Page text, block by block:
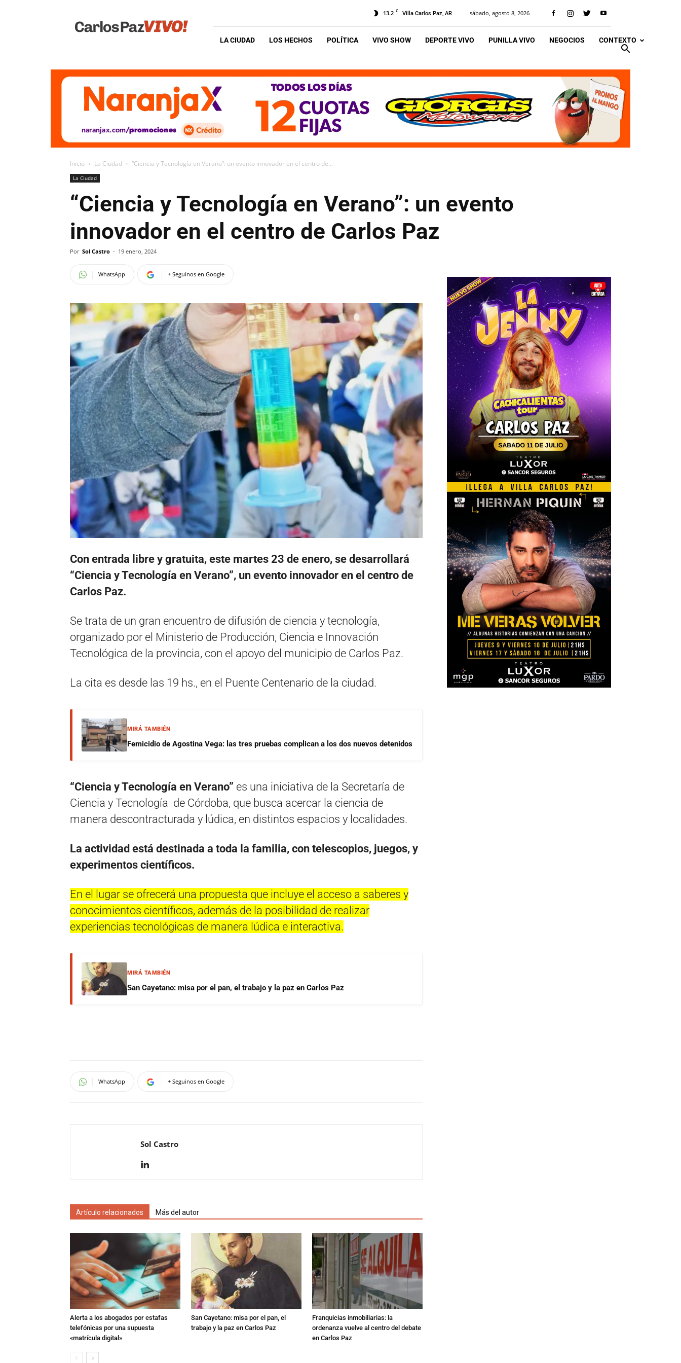
Vivo
13.2 C Villa Carlos Paz, AR sábado, agosto 8, 2026
LA CIUDAD LOS HECHOS POLÍTICA VIVO SHOW DEPORTE VIVO PUNILLA VIVO NEGOCIOS CONTEXTO
Inicio La Ciudad “Ciencia y Tecnología en Verano”: un evento innovador en el centro de...
La Ciudad
“Ciencia y Tecnología en Verano”: un evento
innovador en el centro de Carlos Paz
Por Sol Castro - 19 enero, 2024
WhatsApp + Seguinos en Google
Con entrada libre y gratuita, este martes 23 de enero, se desarrollará
“Ciencia y Tecnología en Verano”, un evento innovador en el centro de
Carlos Paz.
Se trata de un gran encuentro de difusión de ciencia y tecnología,
organizado por el Ministerio de Producción, Ciencia e Innovación
Tecnológica de la provincia, con el apoyo del municipio de Carlos Paz.
La cita es desde las 19 hs., en el Puente Centenario de la ciudad.
MIRÁ TAMBIÉN
Femicidio de Agostina Vega: las tres pruebas complican a los dos nuevos detenidos
“Ciencia y Tecnología en Verano” es una iniciativa de la Secretaría de
Ciencia y Tecnología de Córdoba, que busca acercar la ciencia de
manera descontracturada y lúdica, en distintos espacios y localidades.
La actividad está destinada a toda la familia, con telescopios, juegos, y
experimentos científicos.
En el lugar se ofrecerá una propuesta que incluye el acceso a saberes y
conocimientos científicos, además de la posibilidad de realizar
experiencias tecnológicas de manera lúdica e interactiva.
MIRÁ TAMBIÉN
San Cayetano: misa por el pan, el trabajo y la paz en Carlos Paz
WhatsApp + Seguinos en Google
Sol Castro
Artículo relacionados Más del autor
Alerta a los abogados por estafas
telefónicas por una supuesta
«matrícula digital»
San Cayetano: misa por el pan, el
trabajo y la paz en Carlos Paz
Franquicias inmobiliarias: la
ordenanza vuelve al centro del debate
en Carlos Paz